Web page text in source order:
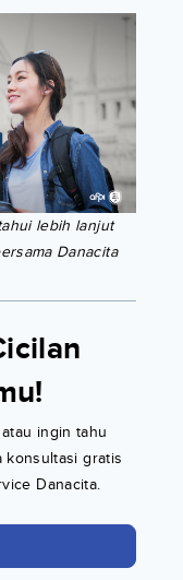
lebih lanjut
Danacita
ingin tahu
konsultasi gratis
Danacita.